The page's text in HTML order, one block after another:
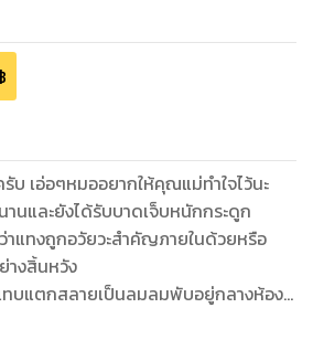
บ เอ่อๆหมออยากให้คุณแม่ทำใจไว้นะ
านและยังได้รับบาดเจ็บหนักกระดูก
แทงถูกอวัยวะสำคัญภายในด้วยหรือ
างสิ้นหวัง
ทบแตกสลายเป็นลมลมพับอยู่กลางห้อง
ยกันปฐมพยาบาลทั้งสองคนกันดูสับสน